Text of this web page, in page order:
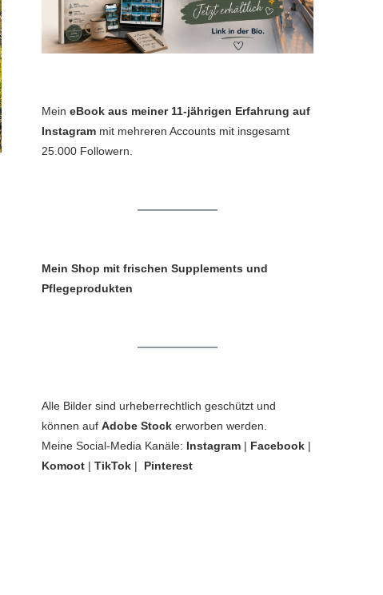
Mein eBook aus meiner 11-jährigen Erfahrung auf
Instagram mit mehreren Accounts mit insgesamt
25.000 Followern.
Mein Shop mit frischen Supplements und
Pflegeprodukten
Alle Bilder sind urheberrechtlich geschützt und
können auf Adobe Stock erworben werden.
Meine Social-Media Kanäle: Instagram | Facebook |
Komoot | TikTok | Pinterest